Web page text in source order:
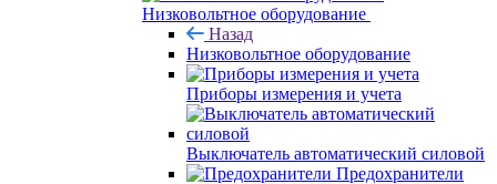
Низковольтное оборудование
Назад
Низковольтное оборудование
Приборы измерения и учета
Выключатель автоматический силовой
Предохранители